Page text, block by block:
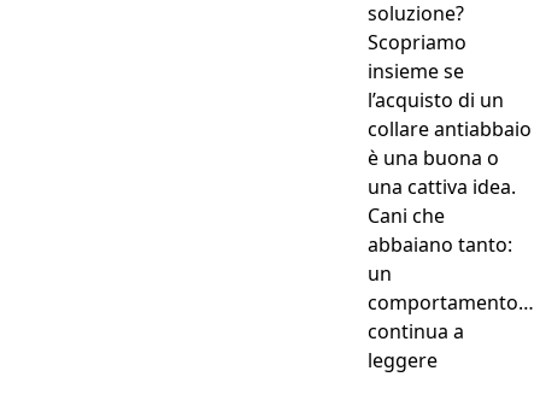
soluzione?
Scopriamo
insieme se
l’acquisto di un
collare antiabbaio
è una buona o
una cattiva idea.
Cani che
abbaiano tanto:
un
comportamento…
continua a
leggere“Cani che